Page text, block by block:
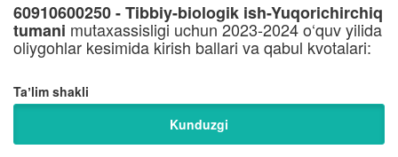
60910600250 - Tibbiy-biologik ish-Yuqorichirchiq
tumani mutaxassisligi uchun 2023-2024 o‘quv yilida
oliygohlar kesimida kirish ballari va qabul kvotalari:
Taʼlim shakli
Kunduzgi